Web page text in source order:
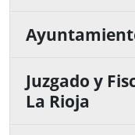
Juzgado y
La Rioja